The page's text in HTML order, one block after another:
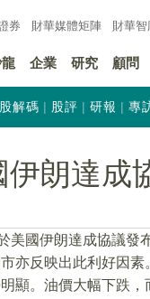
券 財華媒體矩陣 財華智
企業 研究 顧問
解碼 股評 研報 專
伊朗達成
美國伊朗達成協議發
亦反映出此利好因素
顯。油價大幅下跌，